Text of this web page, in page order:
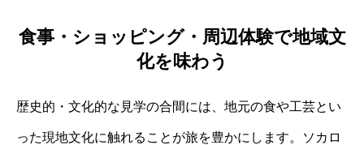
食事・ショッピング・周辺体験で地域文
化を味わう
歴史的・文化的な見学の合間には、地元の食や工芸とい
った現地文化に触れることが旅を豊かにします。ソカロ